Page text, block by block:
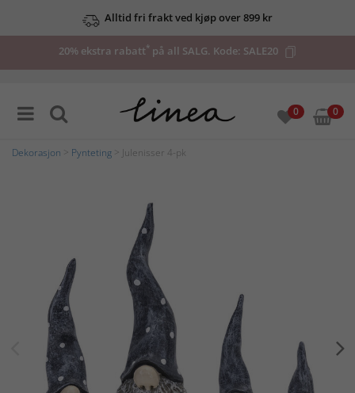
Alltid fri frakt ved kjøp over 899 kr
20% ekstra rabatt* på all SALG. Kode: SALE20
0 0
Dekorasjon Pynteting > Julenisser 4-pk